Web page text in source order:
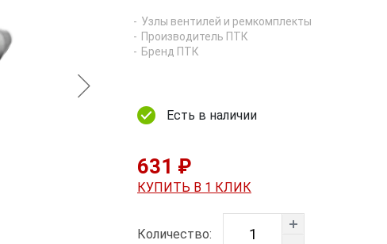
Узлы вентилей и ремкомплекты
Производитель ПТК
Бренд ПТК
Есть в наличии
631 ₽
КУПИТЬ В 1 КЛИК
Количество: